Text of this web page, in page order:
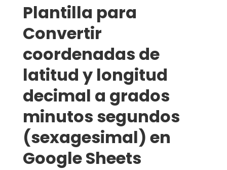
Plantilla para
Convertir
coordenadas de
latitud y longitud
decimal a grados
minutos segundos
(sexagesimal) en
Google Sheets